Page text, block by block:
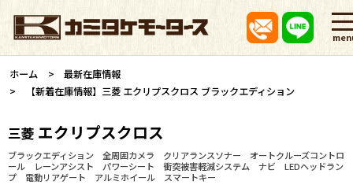
ホーム
最新在庫情報
【新着在庫情報】三菱 エクリプスクロス ブラックエディション
三菱 エクリプスクロス
ブラックエディション 全周囲カメラ クリアランスソナー オートクルーズコントロ
ール レーンアシスト パワーシート 衝突被害軽減システム ナビ LEDヘッドラン
プ 電動リアゲート アルミホイール スマートキー